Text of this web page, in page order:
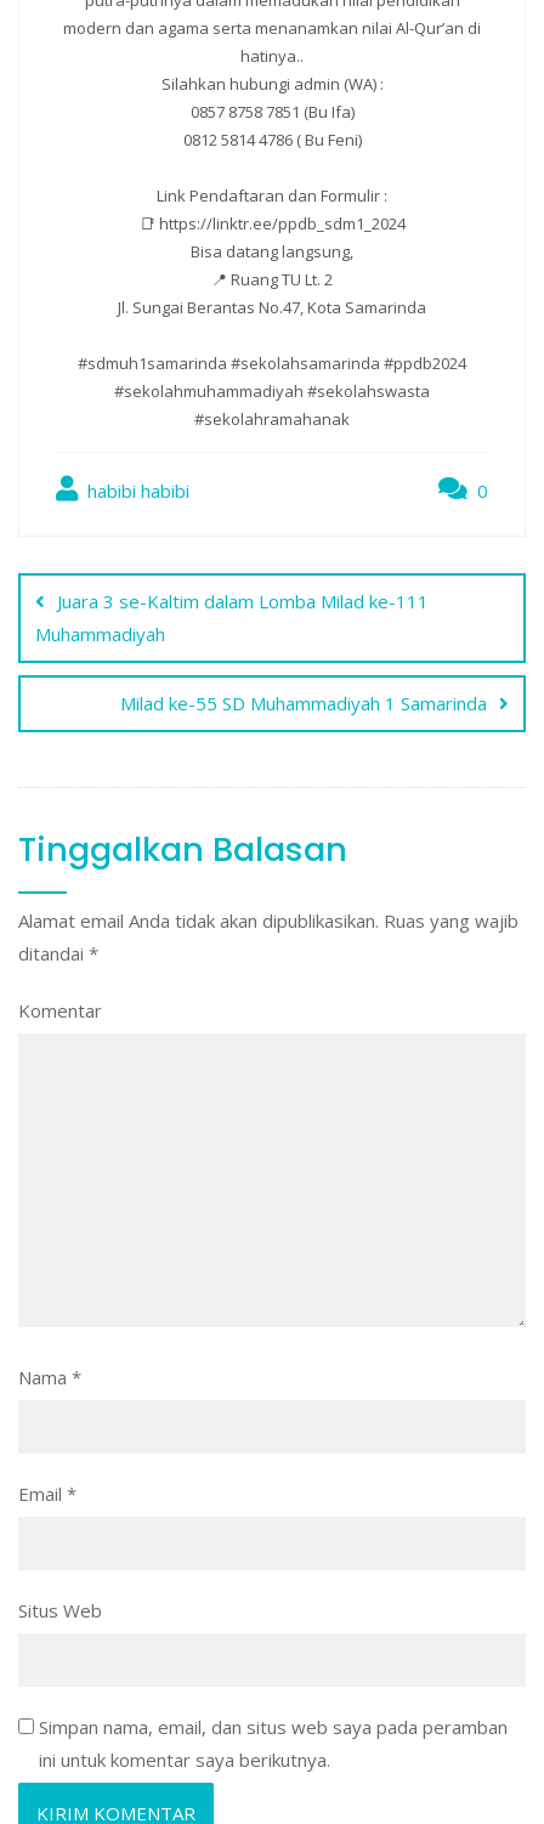
modern dan agama serta menanamkan nilai Al-Qur’an di
hatinya..
Silahkan hubungi admin (WA) :
0857 8758 7851 (Bu Ifa)
0812 5814 4786 ( Bu Feni)
Link Pendaftaran dan Formulir :
📑 https://linktr.ee/ppdb_sdm1_2024
Bisa datang langsung,
📍 Ruang TU Lt. 2
Jl. Sungai Berantas No.47, Kota Samarinda
#sdmuh1samarinda #sekolahsamarinda #ppdb2024
#sekolahmuhammadiyah #sekolahswasta
#sekolahramahanak
habibi habibi 0
Navigasi
pos
Juara 3 se-Kaltim dalam Lomba Milad ke-111
Muhammadiyah
Milad ke-55 SD Muhammadiyah 1 Samarinda
Tinggalkan Balasan
Alamat email Anda tidak akan dipublikasikan. Ruas yang wajib
ditandai *
Komentar
Nama *
Email *
Situs Web
Simpan nama, email, dan situs web saya pada peramban
ini untuk komentar saya berikutnya.